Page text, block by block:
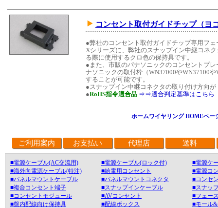
コンセント取付ガイドチップ（ヨ
●弊社のコンセント取付ガイドチップ専用フ
Xシリーズに、弊社のスナップイン中継コネ
る際に使用するクロ色の保持具です。
●また、市販のパナソニックのコンセントプ
ナソニックの取付枠（WN37000やWN37100
することが可能です。
●スナップイン中継コネクタの取り付け方向
●RoHS指令適合品 ⇒⇒適合判定基準はこちら
ホームワイヤリング HOMEペー
ご利用案内 お支払い 代理店 送料
■電源ケーブル(AC交流用) ■電源ケーブル(ロック付)
■電源ケ
■海外向電源ケーブル(特注)
■給電用コンセント
■電源コ
■パネルマウントケーブル
■パネルマウントコネクタ
■コンセ
■複合コンセント端子
■スナップインケーブル
■スナッ
■コンセントモジュール
■AVコンセント
■フェー
■盤内配線向け保持具
■配線ボックス
■モール